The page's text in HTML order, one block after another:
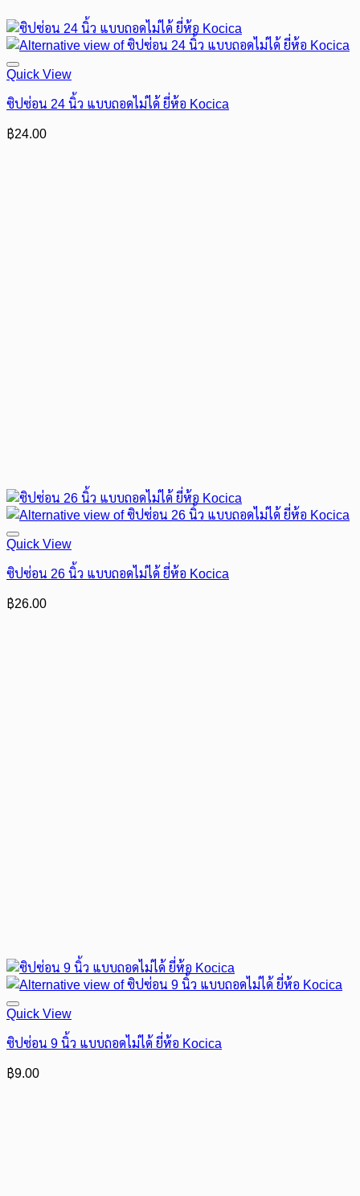
Quick View
ซิปซ่อน 24 นิ้ว แบบถอดไม่ได้ ยี่ห้อ Kocica
฿24.00
Quick View
ซิปซ่อน 26 นิ้ว แบบถอดไม่ได้ ยี่ห้อ Kocica
฿26.00
Quick View
ซิปซ่อน 9 นิ้ว แบบถอดไม่ได้ ยี่ห้อ Kocica
฿9.00